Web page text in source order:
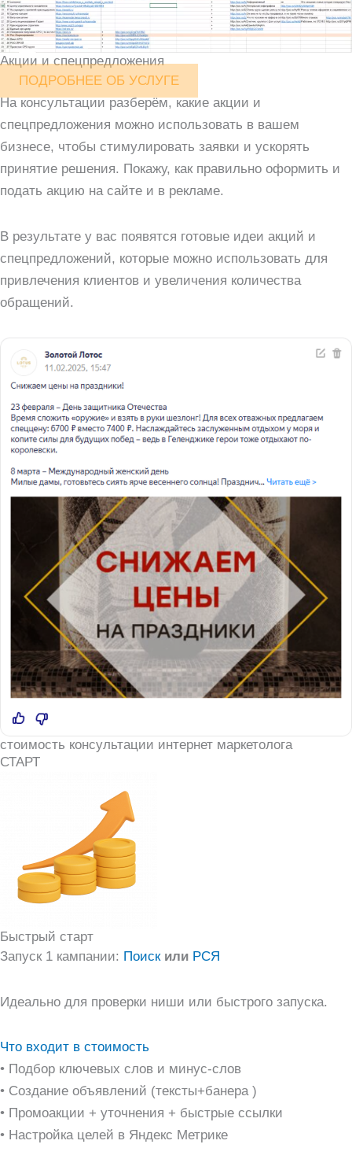
Акции и спецпредложения
ПОДРОБНЕЕ ОБ УСЛУГЕ
На консультации разберём, какие акции и
спецпредложения можно использовать в вашем
бизнесе, чтобы стимулировать заявки и ускорять
принятие решения. Покажу, как правильно оформить и
подать акцию на сайте и в рекламе.
В результате у вас появятся готовые идеи акций и
спецпредложений, которые можно использовать для
привлечения клиентов и увеличения количества
обращений.
стоимость консультации интернет маркетолога
СТАРТ
Быстрый старт
Запуск 1 кампании: Поиск или РСЯ
Идеально для проверки ниши или быстрого запуска.
Что входит в стоимость
• Подбор ключевых слов и минус-слов
• Создание объявлений (тексты+банера )
• Промоакции + уточнения + быстрые ссылки
• Настройка целей в Яндекс Метрике